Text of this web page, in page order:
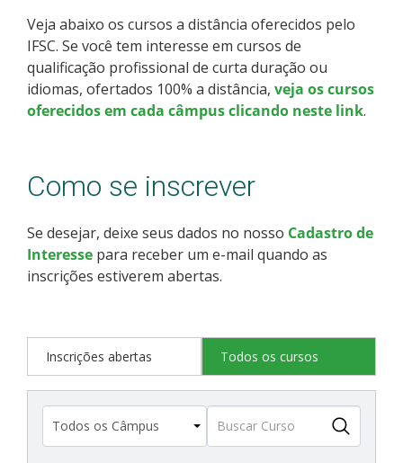
Orientações para comprovação de cotas
Inscrições e acompanhamento
Estatísticas dos Processos Seletivos
Cadastro de interesse
Veja abaixo os cursos a distância oferecidos pelo
IFSC. Se você tem interesse em cursos de
qualificação profissional de curta duração ou
idiomas, ofertados 100% a distância, veja os cursos
oferecidos em cada câmpus clicando neste link.
Como se inscrever
Se desejar, deixe seus dados no nosso Cadastro de
Interesse para receber um e-mail quando as
inscrições estiverem abertas.
Inscrições abertas Todos os cursos